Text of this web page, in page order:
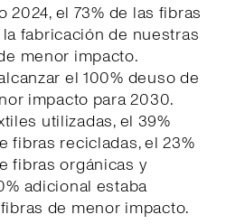
el 73% de las fibras
fabricación de nuestras
menor impacto.
el 100% deuso de
impacto para 2030.
utilizadas, el 39%
fibras recicladas, el 23%
fibras orgánicas y
adicional estaba
de menor impacto.